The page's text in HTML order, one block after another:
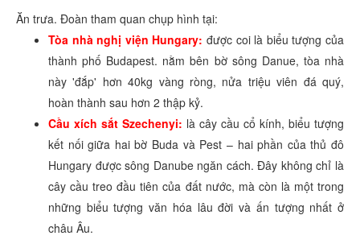
Ăn trưa. Đoàn tham quan chụp hình tại:
Tòa nhà nghị viện Hungary: được coi là biểu tượng của
thành phố Budapest. nằm bên bờ sông Danue, tòa nhà
này 'đắp' hơn 40kg vàng ròng, nửa triệu viên đá quý,
hoàn thành sau hơn 2 thập kỷ.
Cầu xích sắt Szechenyi: là cây cầu cổ kính, biểu tượng
kết nối giữa hai bờ Buda và Pest – hai phần của thủ đô
Hungary được sông Danube ngăn cách. Đây không chỉ là
cây cầu treo đầu tiên của đất nước, mà còn là một trong
những biểu tượng văn hóa lâu đời và ấn tượng nhất ở
châu Âu.